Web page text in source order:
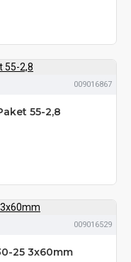
009016867
55-2,8
009016529
25 3x60mm